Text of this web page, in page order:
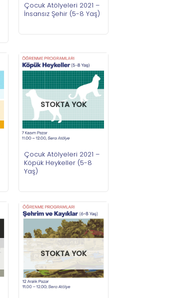
Çocuk Atölyeleri 2021 –
İnsansız Şehir (5-8 Yaş)
STOKTA YOK
Çocuk Atölyeleri 2021 –
Köpük Heykeller (5-8
Yaş)
STOKTA YOK